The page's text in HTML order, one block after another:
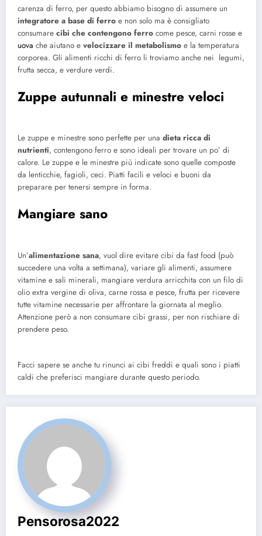
carenza di ferro, per questo abbiamo bisogno di assumere un
integratore a base di ferro e non solo ma è consigliato
consumare cibi che contengono ferro come pesce, carni rosse e
uova che aiutano e velocizzare il metabolismo e la temperatura
corporea. Gli alimenti ricchi di ferro li troviamo anche nei legumi,
frutta secca, e verdure verdi.
Zuppe autunnali e minestre veloci
Le zuppe e minestre sono perfette per una dieta ricca di
nutrienti, contengono ferro e sono ideali per trovare un po’ di
calore. Le zuppe e le minestre più indicate sono quelle composte
da lenticchie, fagioli, ceci. Piatti facili e veloci e buoni da
preparare per tenersi sempre in forma.
Mangiare sano
Un’alimentazione sana, vuol dire evitare cibi da fast food (può
succedere una volta a settimana), variare gli alimenti, assumere
vitamine e sali minerali, mangiare verdura arricchita con un filo di
olio extra vergine di oliva, carne rossa e pesce, frutta per ricevere
tutte vitamine necessarie per affrontare la giornata al meglio.
Attenzione però a non consumare cibi grassi, per non rischiare di
prendere peso.
Facci sapere se anche tu rinunci ai cibi freddi e quali sono i piatti
caldi che preferisci mangiare durante questo periodo.
Pensorosa2022